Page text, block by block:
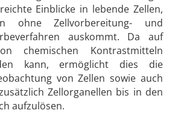
Einblicke in lebende Zellen,
ohne Zellvorbereitung- und
auskommt. Da auf
chemischen Kontrastmitteln
kann, ermöglicht dies die
von Zellen sowie auch
Zellorganellen bis in den
aufzulösen.